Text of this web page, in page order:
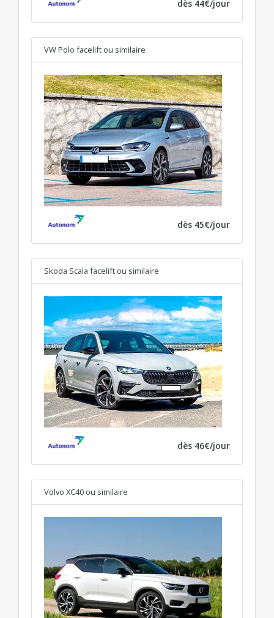
dès 44€/jour
VW Polo facelift ou similaire
dès 45€/jour
Skoda Scala facelift ou similaire
dès 46€/jour
Volvo XC40 ou similaire